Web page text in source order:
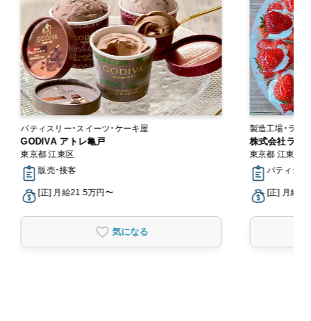
パティスリー・スイーツ・ケーキ屋
GODIVA アトレ亀戸
東京都 江東区
販売・接客
[正] 月給21.5万円〜
気になる
株式会社ラン
東京都 江東区
パティシエ
[正] 月給